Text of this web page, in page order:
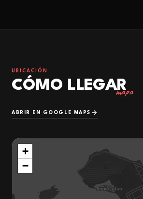
UBICACIÓN
CÓMO LLEGAR
mapa
ABRIR EN GOOGLE MAPS
+
−